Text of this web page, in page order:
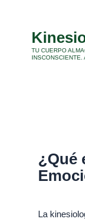
TU CUERPO
INSCONSCIENTE.
¿Qué
La